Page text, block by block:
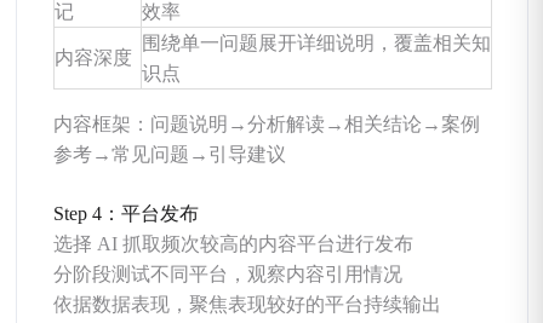
记
效率
内容深度
围绕单一问题展开详细说明，覆盖相关知
识点
内容框架：问题说明→分析解读→相关结论→案例
参考→常见问题→引导建议
Step 4：平台发布
选择 AI 抓取频次较高的内容平台进行发布
分阶段测试不同平台，观察内容引用情况
依据数据表现，聚焦表现较好的平台持续输出